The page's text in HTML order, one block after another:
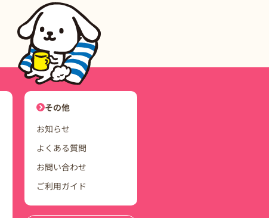
ユーザーナビゲーション
その他
お知らせ
よくある質問
お問い合わせ
ご利用ガイド